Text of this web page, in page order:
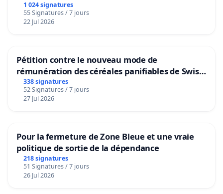
1 024 signatures
55 Signatures / 7 jours
22 Jul 2026
Pétition contre le nouveau mode de
rémunération des céréales panifiables de Swiss
granum basé sur la teneur en protéines
338 signatures
52 Signatures / 7 jours
27 Jul 2026
Pour la fermeture de Zone Bleue et une vraie
politique de sortie de la dépendance
218 signatures
51 Signatures / 7 jours
26 Jul 2026